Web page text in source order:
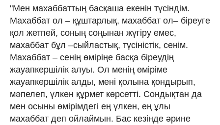
"Мен махаббаттың басқаша екенін түсіндім.
Махаббат ол – құштарлық, махаббат ол– біреуге
қол жетпей, соның соңынан жүгіру емес,
махаббат бұл –сыйластық, түсіністік, сенім.
Махаббат – сенің өміріңе басқа біреудің
жауапкершілік алуы. Ол менің өміріме
жауапкершілік алды, мені қолына қондырып,
мәпелеп, үлкен құрмет көрсетті. Сондықтан да
мен осыны өмірімдегі ең үлкен, ең ұлы
махаббат деп ойлаймын. Бас кезінде әрине